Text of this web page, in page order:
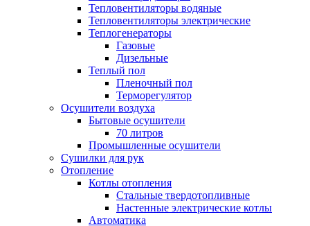
Тепловентиляторы водяные
Тепловентиляторы электрические
Теплогенераторы
Газовые
Дизельные
Теплый пол
Пленочный пол
Терморегулятор
Осушители воздуха
Бытовые осушители
70 литров
Промышленные осушители
Сушилки для рук
Отопление
Котлы отопления
Стальные твердотопливные
Настенные электрические котлы
Автоматика